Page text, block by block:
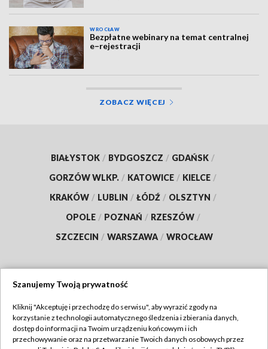
WROCŁAW
Bezpłatne webinary na temat centralnej
e–rejestracji
ZOBACZ WIĘCEJ
BIAŁYSTOK / BYDGOSZCZ / GDAŃSK /
GORZÓW WLKP. / KATOWICE / KIELCE /
KRAKÓW / LUBLIN / ŁÓDŹ / OLSZTYN /
OPOLE / POZNAŃ / RZESZÓW /
SZCZECIN / WARSZAWA / WROCŁAW
TVP
Abonament TVP
Regulamin TVP
Szanujemy Twoją prywatność
Kliknij "Akceptuję i przechodzę do serwisu", aby wyrazić zgody na
korzystanie z technologii automatycznego śledzenia i zbierania danych,
dostęp do informacji na Twoim urządzeniu końcowym i ich
przechowywanie oraz na przetwarzanie Twoich danych osobowych przez